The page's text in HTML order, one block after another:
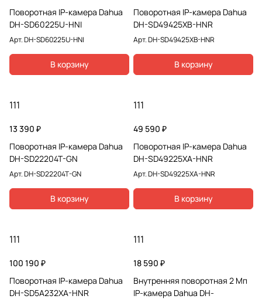
Поворотная IP-камера Dahua
DH-SD60225U-HNI
Арт.DH-SD60225U-HNI
В корзину
Поворотная IP-камера Dahua
DH-SD49425XB-HNR
Арт.DH-SD49425XB-HNR
В корзину
111
13 390 ₽
Поворотная IP-камера Dahua
DH-SD22204T-GN
Арт.DH-SD22204T-GN
В корзину
111
49 590 ₽
Поворотная IP-камера Dahua
DH-SD49225XA-HNR
Арт.DH-SD49225XA-HNR
В корзину
111
100 190 ₽
Поворотная IP-камера Dahua
DH-SD5A232XA-HNR
111
18 590 ₽
Внутренняя поворотная 2 Мп
IP-камера Dahua DH-